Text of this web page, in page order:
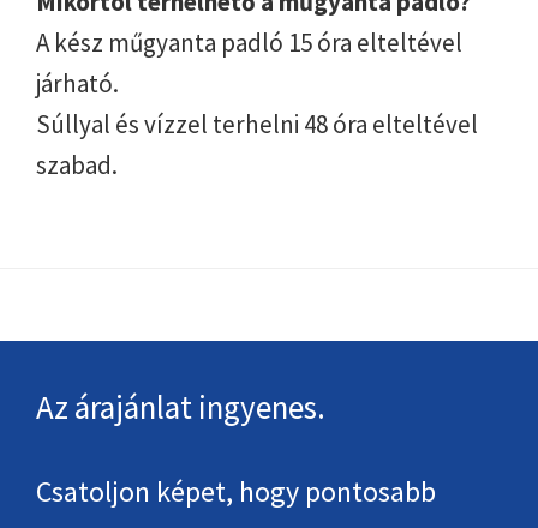
A kész műgyanta padló 15 óra elteltével
járható.
Súllyal és vízzel terhelni 48 óra elteltével
szabad.
Az árajánlat ingyenes.
Csatoljon képet, hogy pontosabb